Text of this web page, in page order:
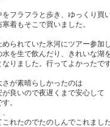
フラフラと歩き、ゆっくり買
着もそこで買いました。
られていた氷河にツアー参加
を生で飲んだり、きれいな湖
りました。行ってよかったで
さが素晴らしかったのは
良いので夜遅くまで安心して
。
れたのでたのしんでこれました